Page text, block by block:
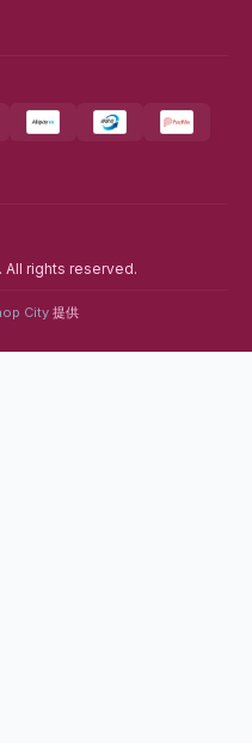
All rights reserved.
City 提供